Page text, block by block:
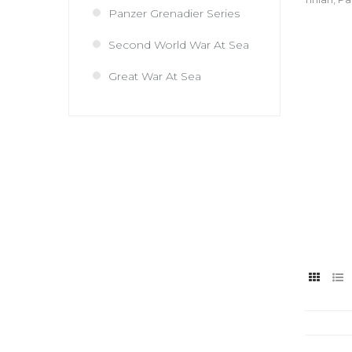
Panzer Grenadier Series
Second World War At Sea
Great War At Sea